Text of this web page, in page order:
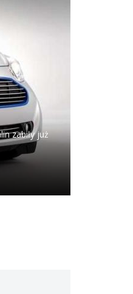
zabiły już